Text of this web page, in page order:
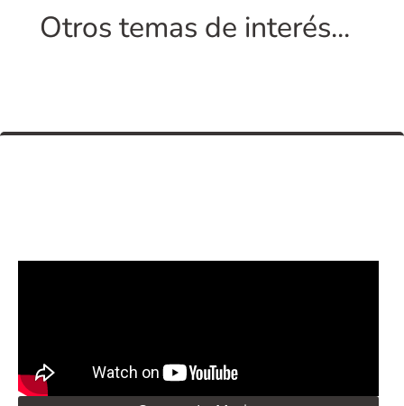
Otros temas de interés...